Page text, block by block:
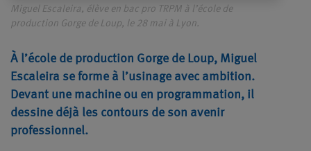
Miguel Escaleira, élève en bac pro TRPM à l’école de
production Gorge de Loup, le 28 mai à Lyon.
À l’école de production Gorge de Loup, Miguel
Escaleira se forme à l’usinage avec ambition.
Devant une machine ou en programmation, il
dessine déjà les contours de son avenir
professionnel.